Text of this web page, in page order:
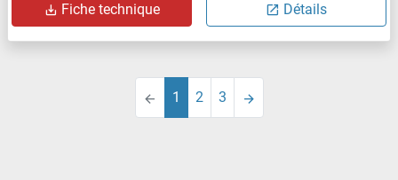
Fiche technique Détails
1 2 3